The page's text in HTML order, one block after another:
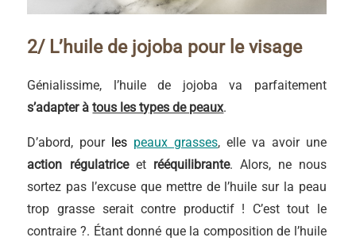
2/ L’huile de jojoba pour le visage
Génialissime, l’huile de jojoba va parfaitement
s’adapter àtous les types de peaux.
D’abord, pour les peaux grasses, elle va avoir une
action régulatriceet rééquilibrante. Alors, ne nous
sortez pas l’excuse que mettre de l’huile sur la peau
trop grasse serait contre productif ! C’est tout le
contraire ?. Étant donné que la composition de l’huile